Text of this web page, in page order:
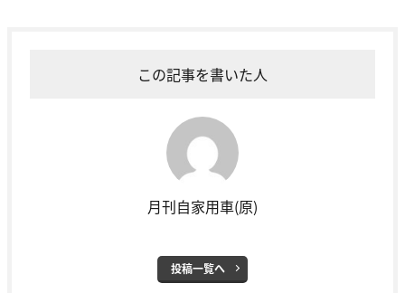
この記事を書いた人
月刊自家用車(原)
投稿一覧へ